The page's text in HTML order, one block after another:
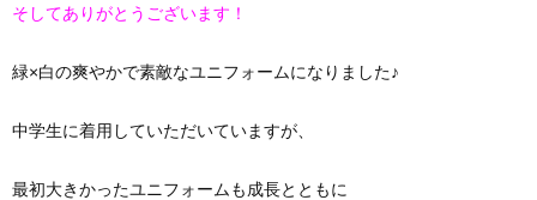
そしてありがとうございます！
緑×白の爽やかで素敵なユニフォームになりました♪
中学生に着用していただいていますが、
最初大きかったユニフォームも成長とともに